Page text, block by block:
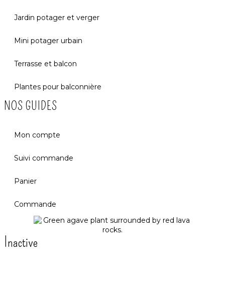
Jardin potager et verger
Mini potager urbain
Terrasse et balcon
Plantes pour balconnière
NOS GUIDES
Mon compte
Suivi commande
Panier
Commande
Inactive